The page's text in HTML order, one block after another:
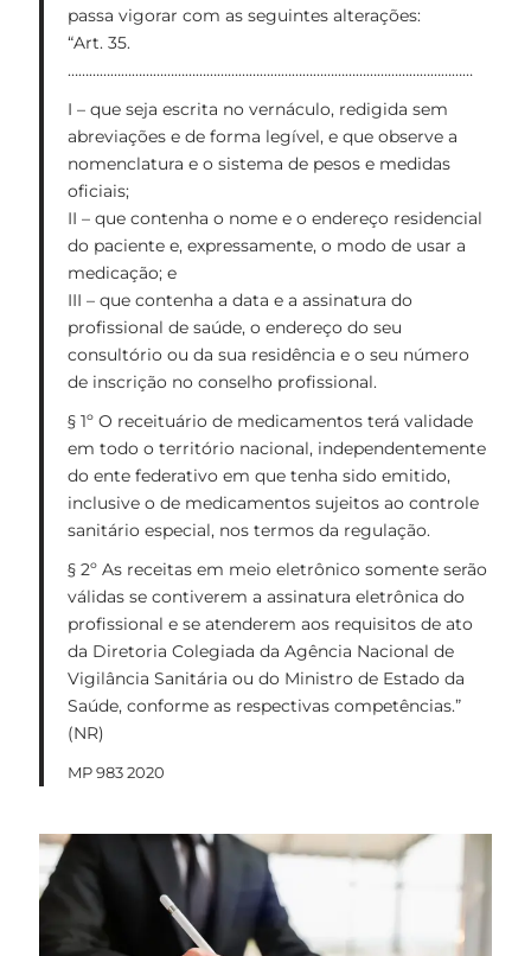
passa vigorar com as seguintes alterações:
“Art. 35.
……………………………………………………………………………………………………
I – que seja escrita no vernáculo, redigida sem
abreviações e de forma legível, e que observe a
nomenclatura e o sistema de pesos e medidas
oficiais;
II – que contenha o nome e o endereço residencial
do paciente e, expressamente, o modo de usar a
medicação; e
III – que contenha a data e a assinatura do
profissional de saúde, o endereço do seu
consultório ou da sua residência e o seu número
de inscrição no conselho profissional.
§ 1º O receituário de medicamentos terá validade
em todo o território nacional, independentemente
do ente federativo em que tenha sido emitido,
inclusive o de medicamentos sujeitos ao controle
sanitário especial, nos termos da regulação.
§ 2º As receitas em meio eletrônico somente serão
válidas se contiverem a assinatura eletrônica do
profissional e se atenderem aos requisitos de ato
da Diretoria Colegiada da Agência Nacional de
Vigilância Sanitária ou do Ministro de Estado da
Saúde, conforme as respectivas competências.”
(NR)
MP 983 2020